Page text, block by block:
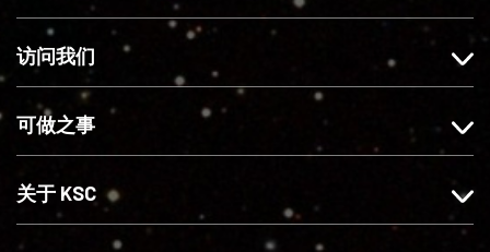
b
o
赞
a
上
我
我
T
e
访问我们
可做之事
关于 KSC